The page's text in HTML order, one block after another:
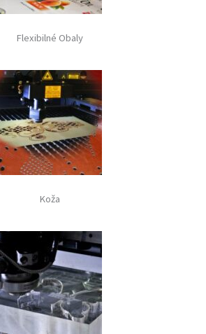
Flexibilné Obaly
Koža